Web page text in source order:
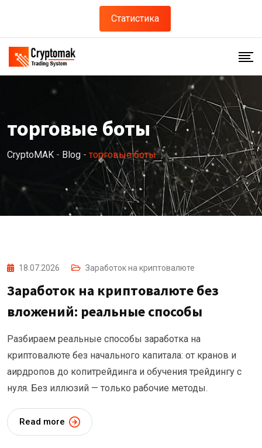
content
Статистика
торговые боты
CryptoMAK - Blog -торговые боты
18.07.2026 Заработок на криптовалюте
Заработок на криптовалюте без
вложений: реальные способы
Разбираем реальные способы заработка на
криптовалюте без начального капитала: от кранов и
аирдропов до копитрейдинга и обучения трейдингу с
нуля. Без иллюзий — только рабочие методы.
Read more